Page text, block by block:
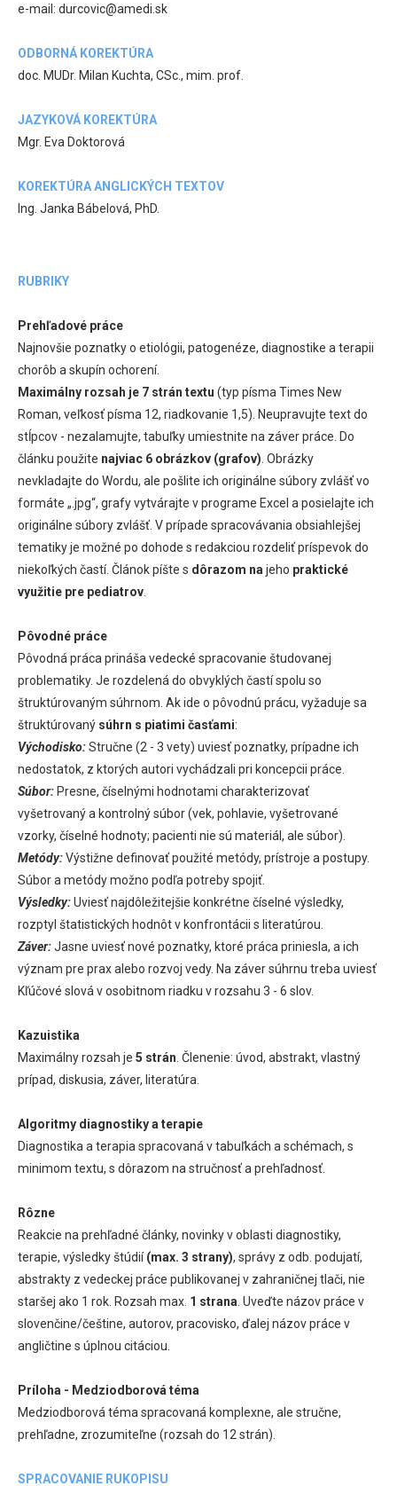
e-mail: durcovic@amedi.sk
ODBORNÁ KOREKTÚRA
doc. MUDr. Milan Kuchta, CSc., mim. prof.
JAZYKOVÁ KOREKTÚRA
Mgr. Eva Doktorová
KOREKTÚRA ANGLICKÝCH TEXTOV
Ing. Janka Bábelová, PhD.
RUBRIKY
Prehľadové práce
Najnovšie poznatky o etiológii, patogenéze, diagnostike a terapii
chorôb a skupín ochorení.
Maximálny rozsah je 7 strán textu (typ písma Times New
Roman, veľkosť písma 12, riadkovanie 1,5). Neupravujte text do
stĺpcov - nezalamujte, tabuľky umiestnite na záver práce. Do
článku použite najviac 6 obrázkov (grafov) . Obrázky
nevkladajte do Wordu, ale pošlite ich originálne súbory zvlášť vo
formáte „.jpg“, grafy vytvárajte v programe Excel a posielajte ich
originálne súbory zvlášť. V prípade spracovávania obsiahlejšej
tematiky je možné po dohode s redakciou rozdeliť príspevok do
niekoľkých častí. Článok píšte s dôrazom na jeho praktické
využitie pre pediatrov
Pôvodné práce
Pôvodná práca prináša vedecké spracovanie študovanej
problematiky. Je rozdelená do obvyklých častí spolu so
štruktúrovaným súhrnom. Ak ide o pôvodnú prácu, vyžaduje sa
štruktúrovaný súhrn s piatimi časťami:
Východisko:Stručne (2 - 3 vety) uviesť poznatky, prípadne ich
nedostatok, z ktorých autori vychádzali pri koncepcii práce.
Súbor:Presne, číselnými hodnotami charakterizovať
vyšetrovaný a kontrolný súbor (vek, pohlavie, vyšetrované
vzorky, číselné hodnoty; pacienti nie sú materiál, ale súbor).
Metódy:Výstižne definovať použité metódy, prístroje a postupy.
Súbor a metódy možno podľa potreby spojiť.
Výsledky:Uviesť najdôležitejšie konkrétne číselné výsledky,
rozptyl štatistických hodnôt v konfrontácii s literatúrou.
Záver:Jasne uviesť nové poznatky, ktoré práca priniesla, a ich
význam pre prax alebo rozvoj vedy. Na záver súhrnu treba uviesť
Kľúčové slová v osobitnom riadku v rozsahu 3 - 6 slov.
Kazuistika
Maximálny rozsah je 5 strán . Členenie: úvod, abstrakt, vlastný
prípad, diskusia, záver, literatúra.
Algoritmy diagnostiky a terapie
Diagnostika a terapia spracovaná v tabuľkách a schémach, s
minimom textu, s dôrazom na stručnosť a prehľadnosť.
Rôzne
Reakcie na prehľadné články, novinky v oblasti diagnostiky,
terapie, výsledky štúdií(max. 3 strany), správy z odb. podujatí,
abstrakty z vedeckej práce publikovanej v zahraničnej tlači, nie
staršej ako 1 rok. Rozsah max. 1 strana . Uveďte názov práce v
slovenčine/češtine, autorov, pracovisko, ďalej názov práce v
angličtine s úplnou citáciou.
Príloha - Medziodborová téma
Medziodborová téma spracovaná komplexne, ale stručne,
prehľadne, zrozumiteľne (rozsah do 12 strán).
SPRACOVANIE RUKOPISU